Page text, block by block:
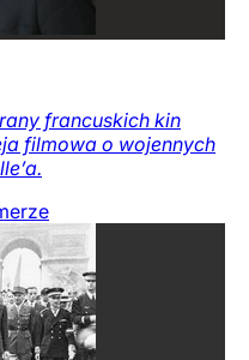
francuskich kin
filmowa o wojennych